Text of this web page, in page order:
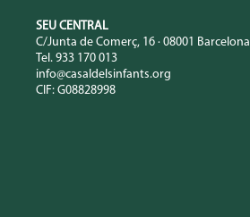
SEU CENTRAL
C/Junta de Comerç, 16 · 08001 Barcelona
Tel. 933 170 013
info@casaldelsinfants.org
CIF: G08828998